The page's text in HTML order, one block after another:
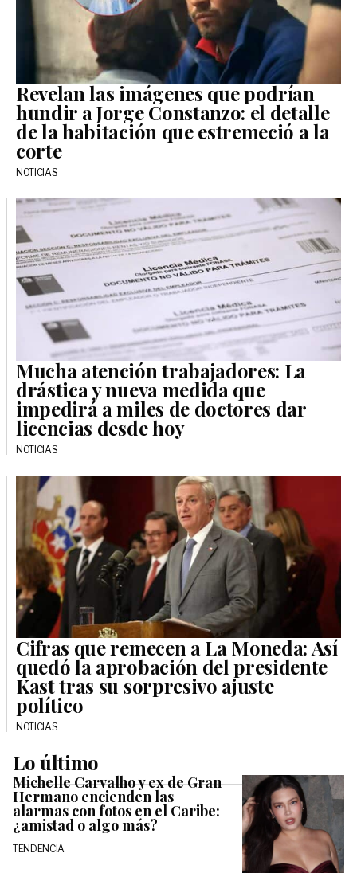
Revelan las imágenes que podrían
hundir a Jorge Constanzo: el detalle
de la habitación que estremeció a la
corte
NOTICIAS
Mucha atención trabajadores: La
drástica y nueva medida que
impedirá a miles de doctores dar
licencias desde hoy
NOTICIAS
Cifras que remecen a La Moneda: Así
quedó la aprobación del presidente
Kast tras su sorpresivo ajuste
político
NOTICIAS
Lo último
Michelle Carvalho y ex de Gran
Hermano encienden las
alarmas con fotos en el Caribe:
¿amistad o algo más?
TENDENCIA